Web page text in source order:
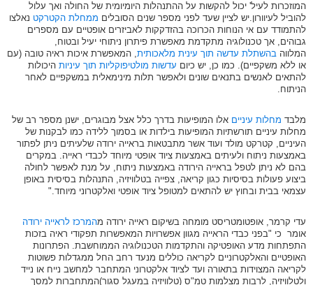
המוזכרות לעיל' יכול להקשות על ההתנהלות היומיומית של החולה ואך עלול
להוביל לעיוורון.יש לציין שעד לפני מספר שנים הסובלים ממחלת הקטרקט נאלצו
להתמודד עם אי הנוחות הכרוכה בהזדקקות לאביזרים אופטיים עם מספרים
גבוהים, אך טכנולוגיה מתקדמת מאפשרת פיתרון ניתוחי יעיל ובטוח,
המלווה בהשתלת עדשה תוך עינית מלאכותית, המאפשרת איכות ראיה טובה (עם
או ללא משקפיים). כמו כן, יש כיום עדשות מולטיפוקליות תוך עיניות היכולות
להתאים לאנשים בתנאים שונים ולאפשר תלות מינימאלית במשקפיים לאחר
הניתוח.
מלבד מחלות עיניים אלו המופיעות בדרך כלל אצל מבוגרים, ישנן מספר רב של
מחלות עיניים תורשתיות המופיעות בילדות או בסמוך ללידה כמו לבקנות של
העיניים, קטרקט מולד ועוד אשר מתבטאות בראייה ירודה שלעיתים ניתן לפתור
באמצעות ניתוח ולעיתים באמצעות ציוד אופטי מיוחד לכבדי ראייה. במקרים
בהם לא ניתן לטפל בראייה הירודה באמצעות ניתוח, על מנת לאפשר לחולה
ביצוע פעולות בסיסיות כגון קריאה, צפייה בטלוויזיה, התנהלות בסיסית באופן
עצמאי בבית ובחוץ יש להתאים למטופל ציוד אופטי ואלקטרוני מיוחד."
עדי קרמר, אופטומטריסט מומחה בשיקום ראייה ירודה מהמרכז לראייה ירודה
אומר כי "בפני כבדי הראייה מגוון אפשרויות המאפשרות תפקודי ראיה בזכות
התפתחות מדע האופטיקה והתקדמות הטכנולוגיה הממוחשבת. הפתרונות
האופטיים והאלקטרוניים לקריאה כוללים מנעד רחב החל ממגדלות פשוטות
לקריאה המצוידות בתאורה ועד לציוד אלקטרוני המתחבר למחשב נייח או נייד
ולטלוויזיה, לרבות מצלמות טמ"ס (טלוויזיה במעגל סגור)המתחברות למסך